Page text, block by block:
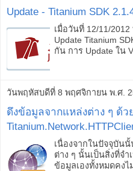
Update - Titanium SDK
เมื่อวันที่ 12/11/
Update Titanium
กัน การ Update ใน
วันพฤหัสบดีที่ 8 พฤศจิกายน พ.ศ.
ดึงข้อมูลจากแหล่งต่าง ๆ ด้ว
เนื่องจากในปัจจุบัน
ต่าง ๆ นั้นเป็นสิ่งที่จำ
ข้อมูลเองทั้งหมดคงไ